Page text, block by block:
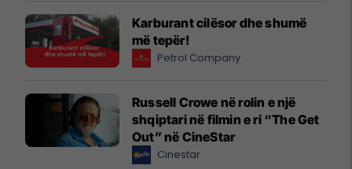
Karburant cilësor dhe shumë
më tepër!
Petrol Company
Russell Crowe në rolin e një
shqiptari në filmin e ri “The Get
Out” në CineStar
Cinestar